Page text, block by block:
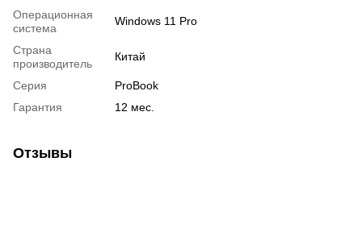
Операционная
система
Windows 11 Pro
Страна
производитель
Китай
Серия
ProBook
Гарантия
12 мес.
Отзывы